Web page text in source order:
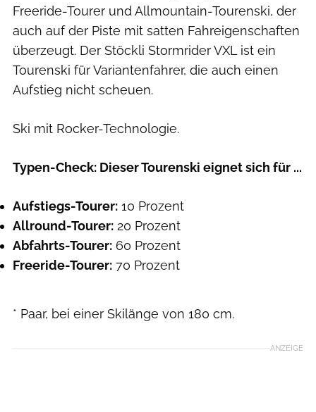
Freeride-Tourer und Allmountain-Tourenski, der
auch auf der Piste mit satten Fahreigenschaften
überzeugt. Der Stöckli Stormrider VXL ist ein
Tourenski für Variantenfahrer, die auch einen
Aufstieg nicht scheuen.
Ski mit Rocker-Technologie.
Typen-Check: Dieser Tourenski eignet sich für ...
Aufstiegs-Tourer: 10 Prozent
Allround-Tourer: 20 Prozent
Abfahrts-Tourer: 60 Prozent
Freeride-Tourer: 70 Prozent
* Paar, bei einer Skilänge von 180 cm.
ANZEIGE